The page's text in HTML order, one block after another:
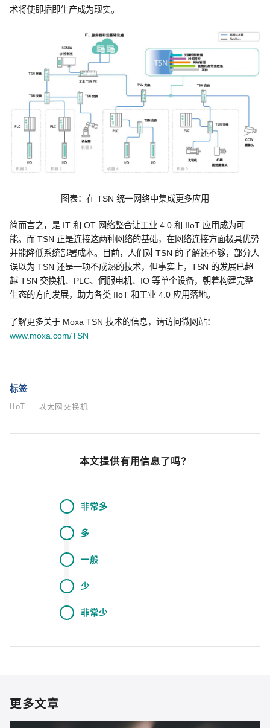
术将使即插即生产成为现实。
图表：在 TSN 统一网络中集成更多应用
简而言之，是 IT 和 OT 网络整合让工业 4.0 和 IIoT 应用成为可
能。而 TSN 正是连接这两种网络的基础，在网络连接方面极具优势
并能降低系统部署成本。目前，人们对 TSN 的了解还不够，部分人
误以为 TSN 还是一项不成熟的技术，但事实上，TSN 的发展已超
越 TSN 交换机、PLC、伺服电机、IO 等单个设备，朝着构建完整
生态的方向发展，助力各类 IIoT 和工业 4.0 应用落地。
了解更多关于 Moxa TSN 技术的信息，请访问微网站：
www.moxa.com/TSN
标签
IIoT 以太网交换机
本文提供有用信息了吗？
非常少
少
一般
多
非常多
更多文章